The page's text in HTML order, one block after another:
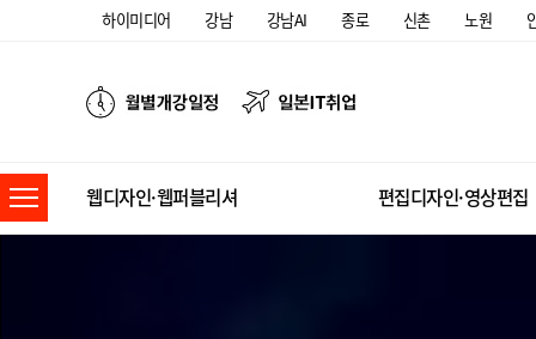
하이미디어 강남 강남AI 종로 신촌 노원
웹디자인·웹퍼블리셔 편집디자인·영상편집